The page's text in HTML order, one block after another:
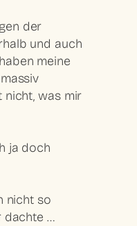
der
und auch
meine
nicht, was mir
ja doch
nicht so
dachte …